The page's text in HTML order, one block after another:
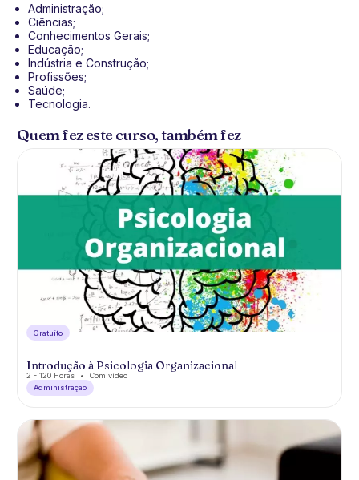
Administração;
Ciências;
Conhecimentos Gerais;
Educação;
Indústria e Construção;
Profissões;
Saúde;
Tecnologia.
Quem fez este curso, também fez
Gratuíto
Introdução à Psicologia Organizacional
2 - 120 Horas
Com vídeo
Administração